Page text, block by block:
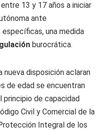
13 y 17 años a iniciar
ante
una medida
burocrática.
disposición aclaran
de edad se encuentran
principio de capacidad
Civil y Comercial de la
Integral de los